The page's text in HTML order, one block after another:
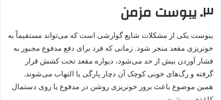
۳. یبوست مزمن
یبوست یکی از مشکلات شایع گوارشی است که می‌تواند مستقیماً به
خونریزی مقعد منجر شود. زمانی که فرد برای دفع مدفوع مجبور به
فشار آوردن بیش از حد می‌شود، دیواره مقعد تحت کشش قرار
گرفته و رگ‌های خونی کوچک آن دچار پارگی یا التهاب می‌شوند.
همین موضوع باعث بروز خونریزی روشن در مدفوع یا روی دستمال